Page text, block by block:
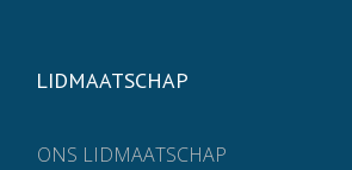
LIDMAATSCHAP
ONS LIDMAATSCHAP